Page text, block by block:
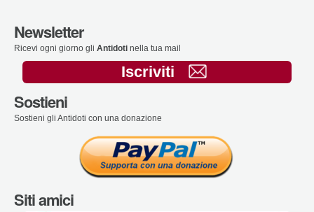
Newsletter
Ricevi ogni giorno gli Antidoti nella tua mail
Iscriviti
Sostieni
Sostieni gli Antidoti con una donazione
Siti amici